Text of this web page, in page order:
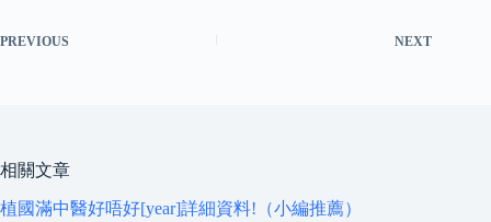
PREVIOUS NEXT
相關文章
植國滿中醫好唔好[year]詳細資料!（小編推薦）